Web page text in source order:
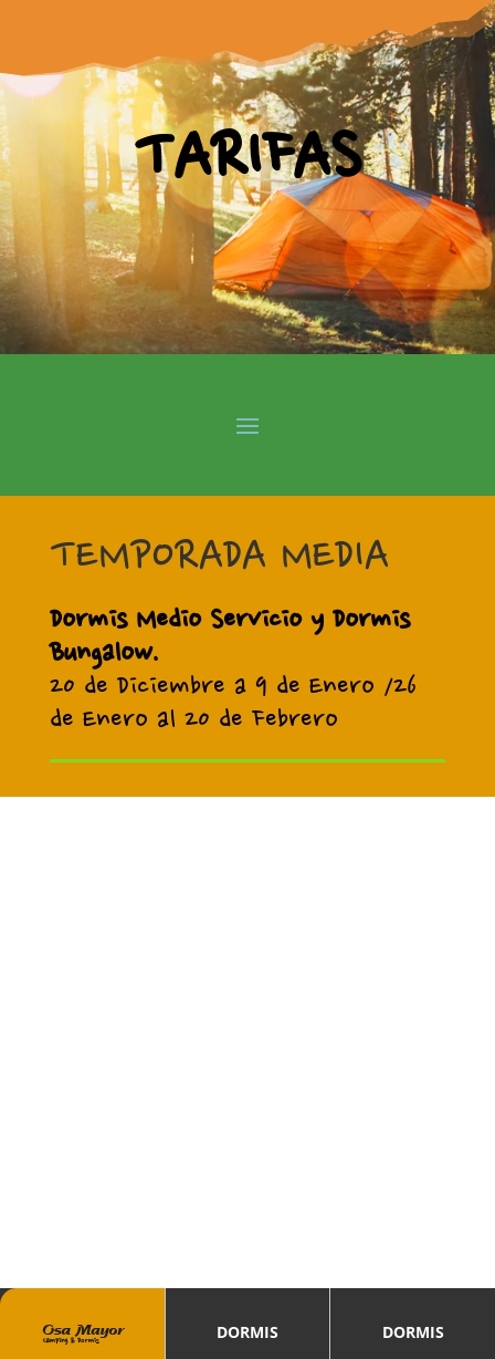
TARIFAS
TEMPORADA MEDIA
Dormis Medio Servicio y Dormis
Bungalow.
20 de Diciembre a 9 de Enero /26
de Enero al 20 de Febrero
DORMIS DORMIS